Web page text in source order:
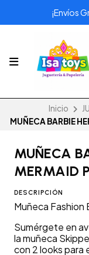
¡Envíos
Inicio
MUÑECA BARBIE
MUÑECA
MERMAID
DESCRIPCIÓN
Muñeca Fashion
Sumérgete en
la muñeca
con 2 looks para